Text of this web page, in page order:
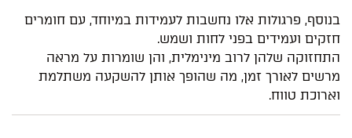
בנוסף, פרגולות אלו נחשבות לעמידות במיוחד, עם חומרים
חזקים ועמידים בפני לחות ושמש.
התחזוקה שלהן לרוב מינימלית, והן שומרות על מראה
מרשים לאורך זמן, מה שהופך אותן להשקעה משתלמת
וארוכת טווח.